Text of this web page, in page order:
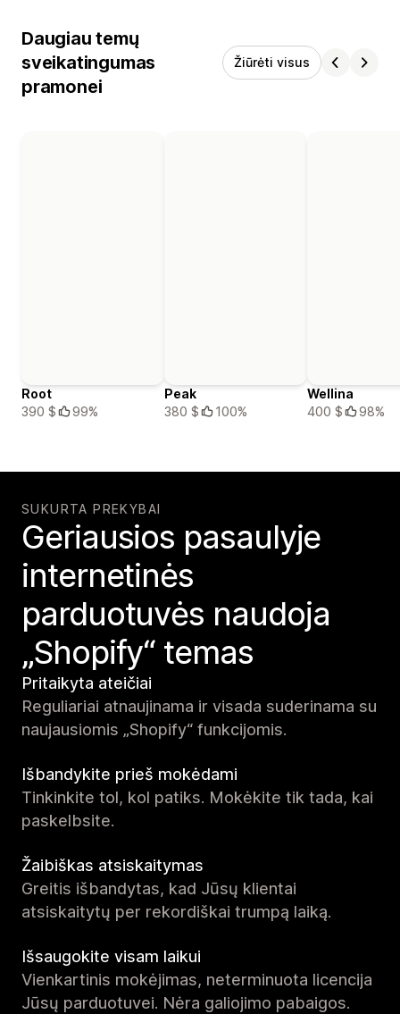
Daugiau temų
sveikatingumas
pramonei
Žiūrėti visus
Root
390 $
99%
Peak
380 $
100%
Wellina
400 $
98%
SUKURTA PREKYBAI
Geriausios pasaulyje
internetinės
parduotuvės naudoja
„Shopify“ temas
Pritaikyta ateičiai
Reguliariai atnaujinama ir visada suderinama su
naujausiomis „Shopify“ funkcijomis.
Išbandykite prieš mokėdami
Tinkinkite tol, kol patiks. Mokėkite tik tada, kai
paskelbsite.
Žaibiškas atsiskaitymas
Greitis išbandytas, kad Jūsų klientai
atsiskaitytų per rekordiškai trumpą laiką.
Išsaugokite visam laikui
Vienkartinis mokėjimas, neterminuota licencija
Jūsų parduotuvei. Nėra galiojimo pabaigos.